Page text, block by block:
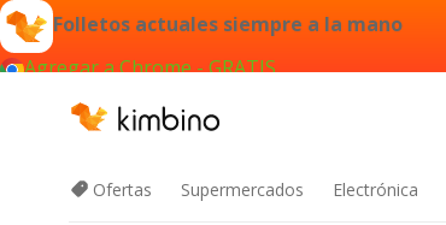
Folletos actuales siempre a la mano
Agregar a Chrome - GRATIS
Ofertas Supermercados Electrónica